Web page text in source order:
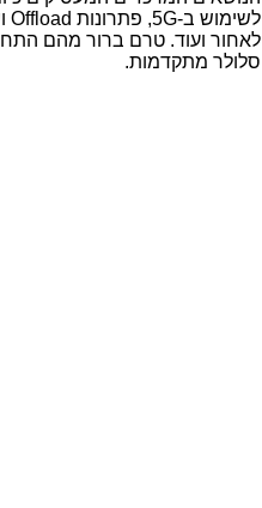
לאחור ועוד. טרם ברור מהם
סלולר מתקדמות.